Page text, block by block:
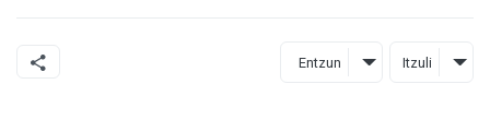
Entzun Itzuli